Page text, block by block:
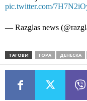
pic.twitter.com/
— Razglas news
ТАГОВИ ГОРА ДЕНЕСКА